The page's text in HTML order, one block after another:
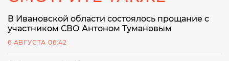
В Ивановской области состоялось прощание с
участником СВО Антоном Тумановым
6 АВГУСТА 06:42